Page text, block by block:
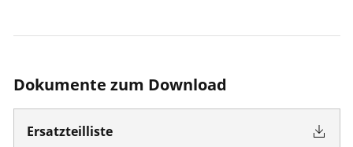
Dokumente zum Download
Ersatzteilliste